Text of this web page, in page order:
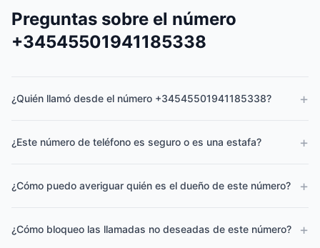
Preguntas sobre el número
+34545501941185338
¿Quién llamó desde el número +34545501941185338? +
¿Este número de teléfono es seguro o es una estafa? +
¿Cómo puedo averiguar quién es el dueño de este número? +
¿Cómo bloqueo las llamadas no deseadas de este número? +